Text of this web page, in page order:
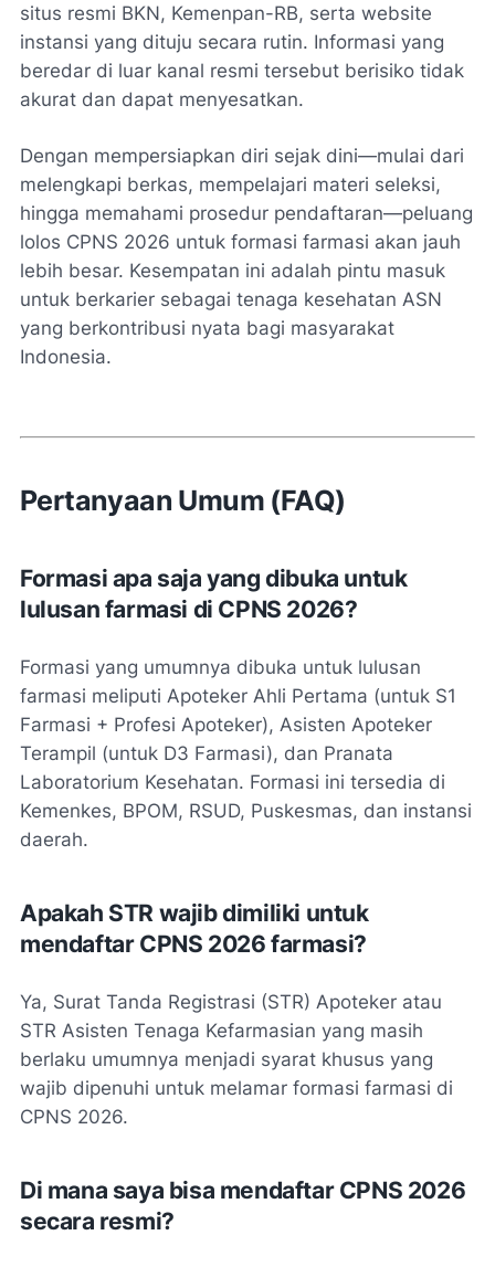
situs resmi BKN, Kemenpan-RB, serta website
instansi yang dituju secara rutin. Informasi yang
beredar di luar kanal resmi tersebut berisiko tidak
akurat dan dapat menyesatkan.
Dengan mempersiapkan diri sejak dini—mulai dari
melengkapi berkas, mempelajari materi seleksi,
hingga memahami prosedur pendaftaran—peluang
lolos CPNS 2026 untuk formasi farmasi akan jauh
lebih besar. Kesempatan ini adalah pintu masuk
untuk berkarier sebagai tenaga kesehatan ASN
yang berkontribusi nyata bagi masyarakat
Indonesia.
Pertanyaan Umum (FAQ)
Formasi apa saja yang dibuka untuk
lulusan farmasi di CPNS 2026?
Formasi yang umumnya dibuka untuk lulusan
farmasi meliputi Apoteker Ahli Pertama (untuk S1
Farmasi + Profesi Apoteker), Asisten Apoteker
Terampil (untuk D3 Farmasi), dan Pranata
Laboratorium Kesehatan. Formasi ini tersedia di
Kemenkes, BPOM, RSUD, Puskesmas, dan instansi
daerah.
Apakah STR wajib dimiliki untuk
mendaftar CPNS 2026 farmasi?
Ya, Surat Tanda Registrasi (STR) Apoteker atau
STR Asisten Tenaga Kefarmasian yang masih
berlaku umumnya menjadi syarat khusus yang
wajib dipenuhi untuk melamar formasi farmasi di
CPNS 2026.
Di mana saya bisa mendaftar CPNS 2026
secara resmi?